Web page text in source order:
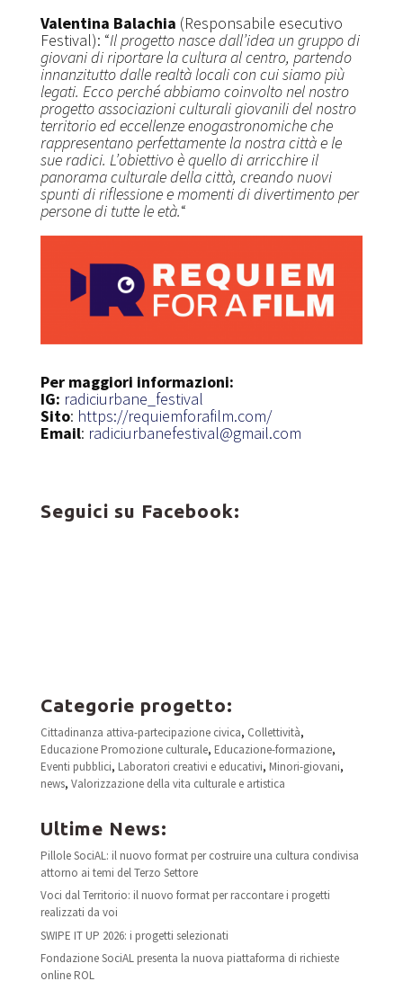
Valentina Balachia (Responsabile esecutivo
Festival): “Il progetto nasce dall’idea un gruppo di
giovani di riportare la cultura al centro, partendo
innanzitutto dalle realtà locali con cui siamo più
legati. Ecco perché abbiamo coinvolto nel nostro
progetto associazioni culturali giovanili del nostro
territorio ed eccellenze enogastronomiche che
rappresentano perfettamente la nostra città e le
sue radici. L’obiettivo è quello di arricchire il
panorama culturale della città, creando nuovi
spunti di riflessione e momenti di divertimento per
persone di tutte le età.“
Per maggiori informazioni:
IG: radiciurbane_festival
Sito: https://requiemforafilm.com/
Email: radiciurbanefestival@gmail.com
Seguici su Facebook:
Categorie progetto:
Cittadinanza attiva-partecipazione civica, Collettività,
Educazione Promozione culturale, Educazione-formazione,
Eventi pubblici, Laboratori creativi e educativi, Minori-giovani,
news, Valorizzazione della vita culturale e artistica
Ultime News:
Pillole SociAL: il nuovo format per costruire una cultura condivisa
attorno ai temi del Terzo Settore
Voci dal Territorio: il nuovo format per raccontare i progetti
realizzati da voi
SWIPE IT UP 2026: i progetti selezionati
Fondazione SociAL presenta la nuova piattaforma di richieste
online ROL